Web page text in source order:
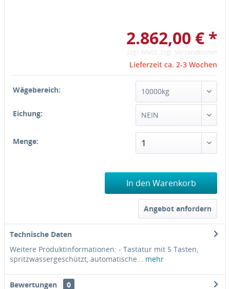
2.862,00 € *
zzgl. MwSt. zzgl. Versandkosten
Lieferzeit ca. 2-3 Wochen
Wägebereich:
Eichung:
Menge:
In den Warenkorb
Angebot anfordern
Technische Daten
Weitere Produktinformationen: - Tastatur mit 5 Tasten,
spritzwassergeschützt, automatische...
mehr
Bewertungen
0